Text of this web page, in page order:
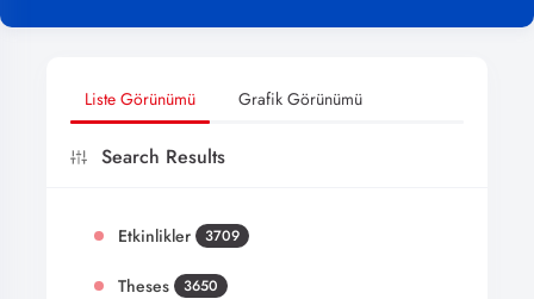
Liste Görünümü Grafik Görünümü
Search Results
Etkinlikler 3709
Theses 3650